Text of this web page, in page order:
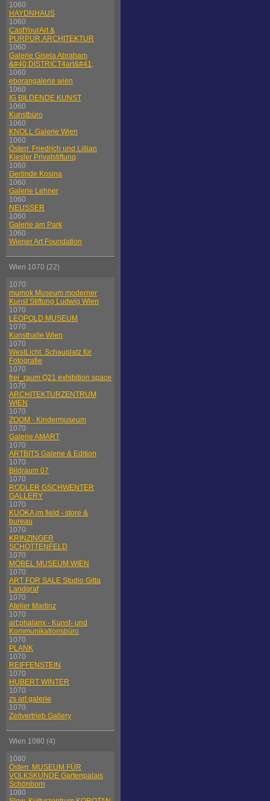
1060
HAYDNHAUS
1060
CastYourArt &
PURPUR.ARCHITEKTUR
1060
Galerie Gisela Abraham
&#40;DISTRICT4art&#41;
1060
eborangalerie wien
1060
IG BILDENDE KUNST
1060
Kunstbüro
1060
KNOLL Galerie Wien
1060
Österr. Friedrich und Lillian
Kiesler Privatstiftung
1060
Gerlinde Kosina
1060
Galerie Lehner
1060
NEUSSER
1060
Galerie am Park
1060
Wiener Art Foundation
Wien 1070 (22)
1070
mumok Museum moderner
Kunst Stiftung Ludwig Wien
1070
LEOPOLD MUSEUM
1070
Kunsthalle Wien
1070
WestLicht. Schauplatz für
Fotografie
1070
frei_raum Q21 exhibition space
1070
ARCHITEKTURZENTRUM
WIEN
1070
ZOOM - Kindermuseum
1070
Galerie AMART
1070
ARTBITS Galerie & Edition
1070
Bildraum 07
1070
RODLER GSCHWENTER
GALLERY
1070
KUOKA im field - store &
bureau
1070
KRINZINGER
SCHOTTENFELD
1070
MÖBEL MUSEUM WIEN
1070
ART FOR SALE Studio Gitta
Landgraf
1070
Atelier Martinz
1070
art:phalanx - Kunst- und
Kommunikationsbüro
1070
PLANK
1070
REIFFENSTEIN
1070
HUBERT WINTER
1070
zs art galerie
1070
Zeitvertrieb Gallery
Wien 1080 (4)
1080
Österr. MUSEUM FÜR
VOLKSKUNDE Gartenpalais
Schönborn
1080